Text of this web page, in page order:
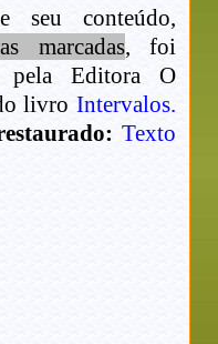
seu conteúdo,
marcadas, foi
pela Editora O
livro Intervalos.
Texto